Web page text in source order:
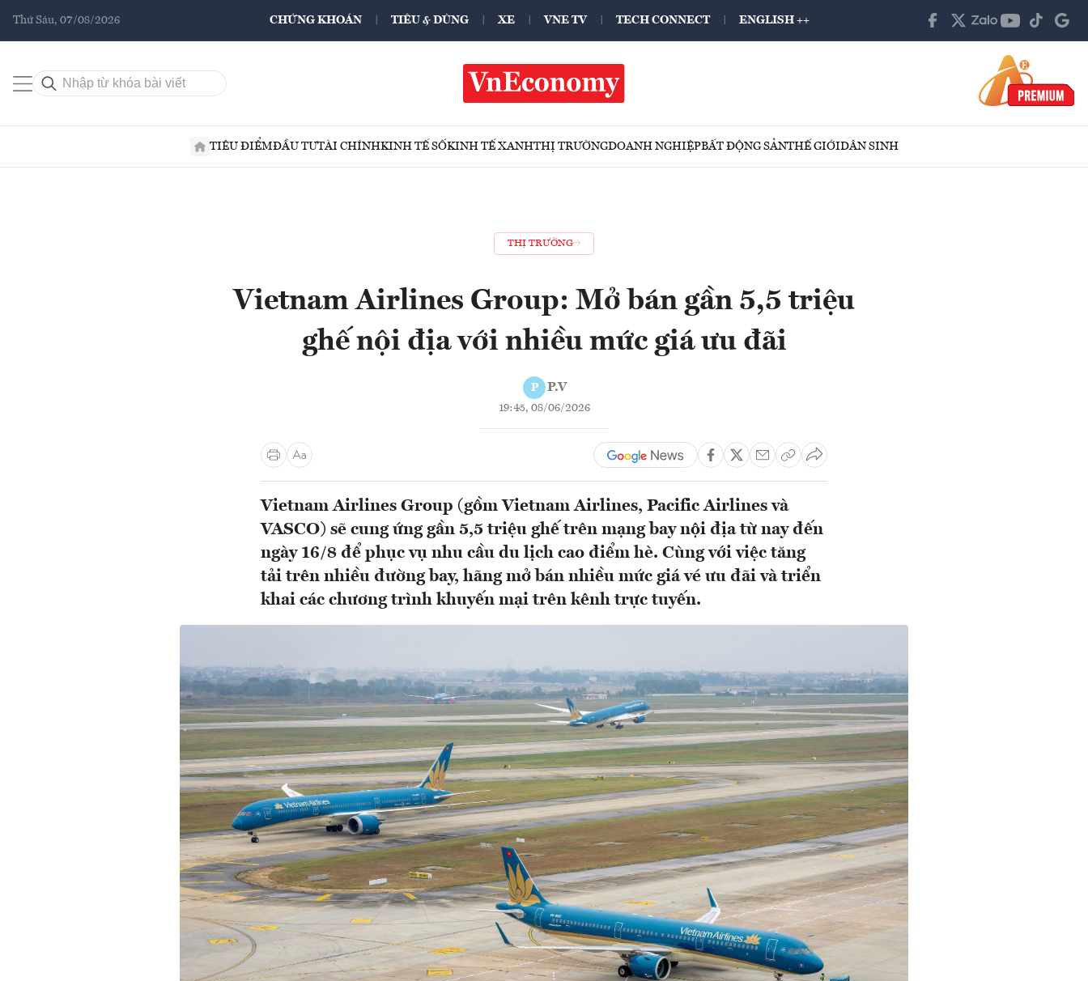
Thứ Sáu, 07/08/2026 CHỨNG KHOÁN TIÊU & DÙNG XE VNE TV TECH CONNECT ENGLISH ++
TIÊU ĐIỂMĐẦU TƯTÀI CHÍNHKINH TẾ SỐKINH TẾ XANHTHỊ TRƯỜNGDOANH NGHIỆPBẤT ĐỘNG SẢNTHẾ GIỚIDÂN SINH
THỊ TRƯỜNG
Vietnam Airlines Group: Mở bán gần 5,5 triệu
ghế nội địa với nhiều mức giá ưu đãi
P P.V
19:45, 08/06/2026
Vietnam Airlines Group (gồm Vietnam Airlines, Pacific Airlines và
VASCO) sẽ cung ứng gần 5,5 triệu ghế trên mạng bay nội địa từ nay đến
ngày 16/8 để phục vụ nhu cầu du lịch cao điểm hè. Cùng với việc tăng
tải trên nhiều đường bay, hãng mở bán nhiều mức giá vé ưu đãi và triển
khai các chương trình khuyến mại trên kênh trực tuyến.